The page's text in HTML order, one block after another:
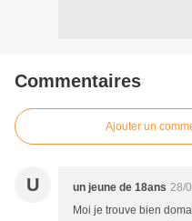
Commentaires
Ajouter un
U un jeune de 18ans 28/
Moi je trouve bien